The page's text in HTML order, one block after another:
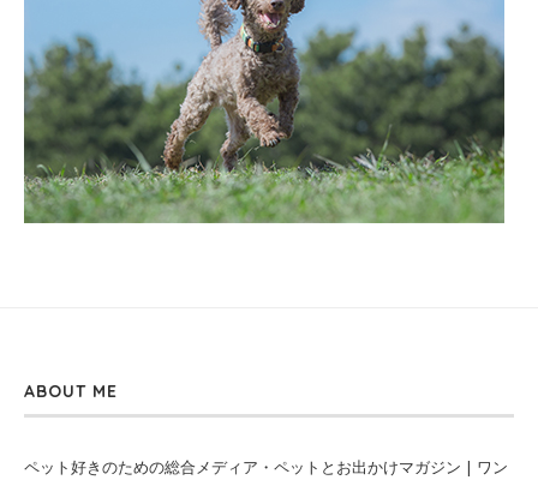
ABOUT ME
ペット好きのための総合メディア・ペットとお出かけマガジン | ワン